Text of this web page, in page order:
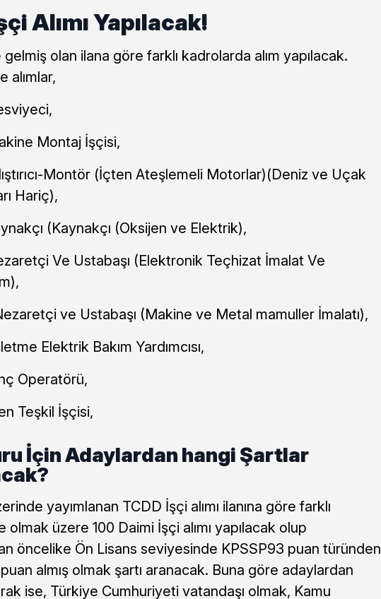
Alımı Yapılacak!
gelmiş olan ilana göre farklı kadrolarda alım yapılacak.
alımlar,
Montaj İşçisi,
Montör (İçten Ateşlemeli Motorlar)(Deniz ve Uçak
Hariç),
(Kaynakçı (Oksijen ve Elektrik),
Ve Ustabaşı (Elektronik Teçhizat İmalat Ve
ve Ustabaşı (Makine ve Metal mamuller İmalatı),
Elektrik Bakım Yardımcısı,
Operatörü,
Teşkil İşçisi,
İçin Adaylardan hangi Şartlar
yayımlanan TCDD İşçi alımı ilanına göre farklı
olmak üzere 100 Daimi İşçi alımı yapılacak olup
öncelike Ön Lisans seviyesinde KPSSP93 puan türünden
almış olmak şartı aranacak. Buna göre adaylardan
ise, Türkiye Cumhuriyeti vatandaşı olmak, Kamu